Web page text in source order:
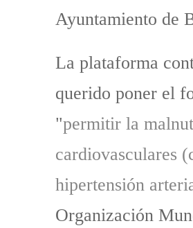
Ayuntamiento de
La plataforma
querido poner el
"permitir la
cardiovasculares
hipertensión
Organización